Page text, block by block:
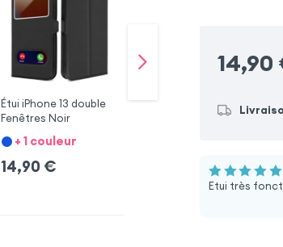
Étui iPhone 13 double
Fenêtres Noir
+ 1 couleur
14,90 €
Coque MagSafe
iPhone 13 Swissten
€
14,90
Etui très